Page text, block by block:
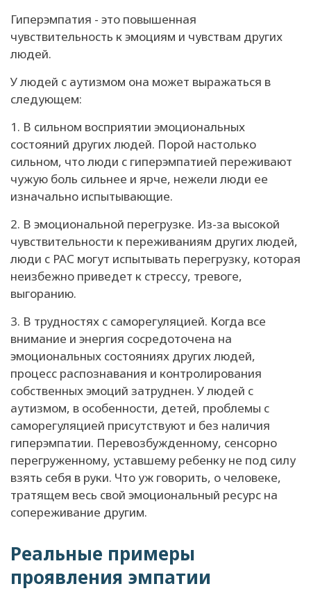
Гиперэмпатия - это повышенная
чувствительность к эмоциям и чувствам других
людей.
У людей с аутизмом она может выражаться в
следующем:
1. В сильном восприятии эмоциональных
состояний других людей. Порой настолько
сильном, что люди с гиперэмпатией переживают
чужую боль сильнее и ярче, нежели люди ее
изначально испытывающие.
2. В эмоциональной перегрузке. Из-за высокой
чувствительности к переживаниям других людей,
люди с РАС могут испытывать перегрузку, которая
неизбежно приведет к стрессу, тревоге,
выгоранию.
3. В трудностях с саморегуляцией. Когда все
внимание и энергия сосредоточена на
эмоциональных состояниях других людей,
процесс распознавания и контролирования
собственных эмоций затруднен. У людей с
аутизмом, в особенности, детей, проблемы с
саморегуляцией присутствуют и без наличия
гиперэмпатии. Перевозбужденному, сенсорно
перегруженному, уставшему ребенку не под силу
взять себя в руки. Что уж говорить, о человеке,
тратящем весь свой эмоциональный ресурс на
сопереживание другим.
Реальные примеры
проявления эмпатии